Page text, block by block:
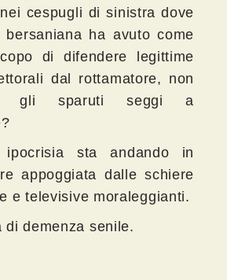
cespugli di sinistra dove
bersaniana ha avuto come
di difendere legittime
dal rottamatore, non
gli sparuti seggi a
sta andando in
appoggiata dalle schiere
e televisive moraleggianti.
di demenza senile.